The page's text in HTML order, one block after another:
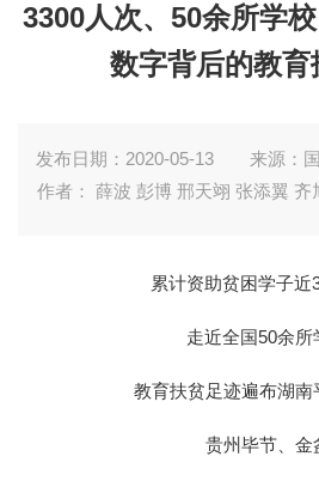
3300人次、50余所学
数字背后的教育
发布日期：2020-05-13
来源：
作者： 薛波 彭博 邢天翊 张添翼 齐
累计资助贫困学子近
走近全国50余所
教育扶贫足迹遍布湖南
贵州毕节、金